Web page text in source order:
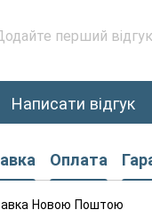
перший відгук
Написати відгук
Оплата
Новою Поштою